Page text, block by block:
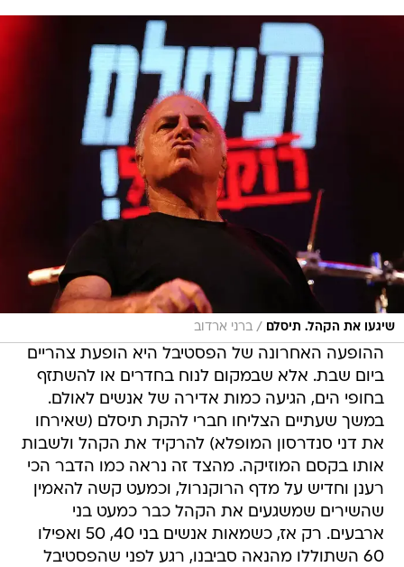
שיגעו את הקהל. תיסלם / ברני ארדוב
ההופעה האחרונה של הפסטיבל היא הופעת צהריים
ביום שבת. אלא שבמקום לנוח בחדרים או להשתזף
בחופי הים, הגיעה כמות אדירה של אנשים לאולם.
במשך שעתיים הצליחו חברי להקת תיסלם (שאירחו
את דני סנדרסון המופלא) להרקיד את הקהל ולשבות
אותו בקסם המוזיקה. מהצד זה נראה כמו הדבר הכי
רענן וחדיש על מדף הרוקנרול, וכמעט קשה להאמין
שהשירים שמשגעים את הקהל כבר כמעט בני
ארבעים. רק אז, כשמאות אנשים בני 40, 50 ואפילו
60 השתוללו מהנאה סביבנו, רגע לפני שהפסטיבל